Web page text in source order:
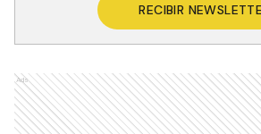
RECIBIR
Ads